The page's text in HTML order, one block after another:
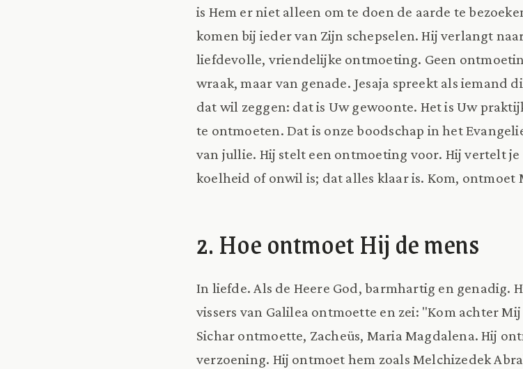
is Hem er niet alleen om te doen de aarde te
komen bij ieder van Zijn schepselen. Hij verlangt
liefdevolle, vriendelijke ontmoeting. Geen
wraak, maar van genade. Jesaja spreekt als iemand
dat wil zeggen: dat is Uw gewoonte. Het is Uw
te ontmoeten. Dat is onze boodschap in het
van jullie. Hij stelt een ontmoeting voor. Hij vertelt je
koelheid of onwil is; dat alles klaar is. Kom,
2. Hoe ontmoet Hij de mens
In liefde. Als de Heere God, barmhartig en genadig.
vissers van Galilea ontmoette en zei: "Kom achter
Sichar ontmoette, Zacheüs, Maria Magdalena. Hij
verzoening. Hij ontmoet hem zoals Melchizedek